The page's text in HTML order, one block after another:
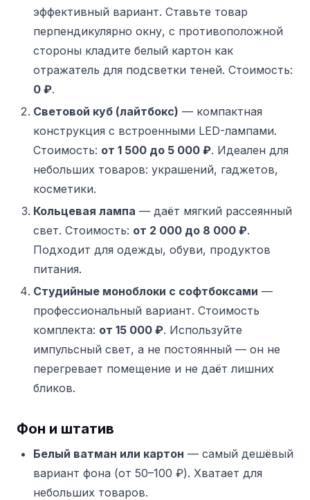
эффективный вариант. Ставьте товар
перпендикулярно окну, с противоположной
стороны кладите белый картон как
отражатель для подсветки теней. Стоимость:
0 ₽.
Световой куб (лайтбокс) — компактная
конструкция с встроенными LED-лампами.
Стоимость: от 1 500 до 5 000 ₽. Идеален для
небольших товаров: украшений, гаджетов,
косметики.
Кольцевая лампа — даёт мягкий рассеянный
свет. Стоимость: от 2 000 до 8 000 ₽.
Подходит для одежды, обуви, продуктов
питания.
Студийные моноблоки с софтбоксами —
профессиональный вариант. Стоимость
комплекта: от 15 000 ₽. Используйте
импульсный свет, а не постоянный — он не
перегревает помещение и не даёт лишних
бликов.
Фон и штатив
Белый ватман или картон — самый дешёвый
вариант фона (от 50–100 ₽). Хватает для
небольших товаров.